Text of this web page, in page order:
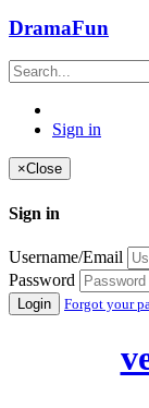
DramaFun
Sign in
×Close
Sign in
Username/Email
Password
Login Forgot your